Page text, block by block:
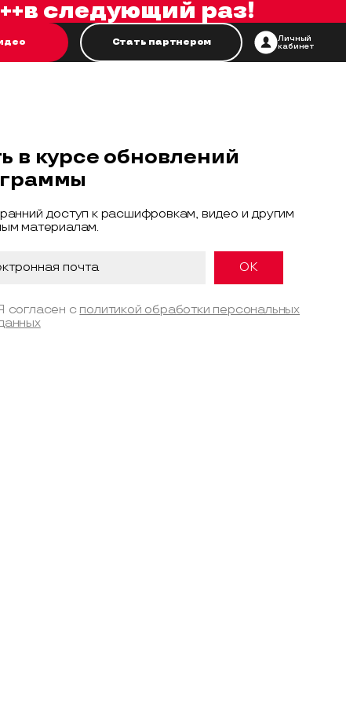
в следующий раз!
Стать партнером
Личный
кабинет
в курсе обновлений
доступ к расшифровкам, видео и другим
материалам.
согласен с политикой обработки персональных